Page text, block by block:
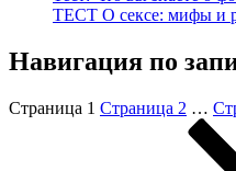
ТЕСТ О сексе: мифы и
Навигация по
Страница 1 Страница 2 …